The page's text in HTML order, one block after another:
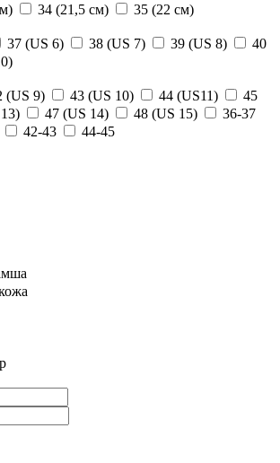
34 (21,5 см)
35 (22 см)
37 (US 6) 38 (US 7) 39 (US 8)
40
(US 9) 43 (US 10) 44 (US11)
45
47 (US 14) 48 (US 15)
36-37
42-43
44-45